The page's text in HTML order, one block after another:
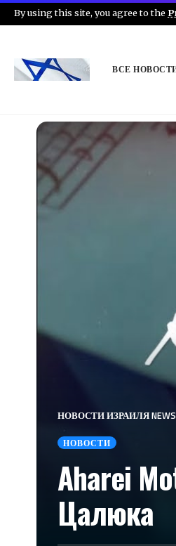
By using this site, you agree to the
ВСЕ
НОВОСТИ ИЗРАИЛЯ
НОВОСТИ
Aharei
Цалюка